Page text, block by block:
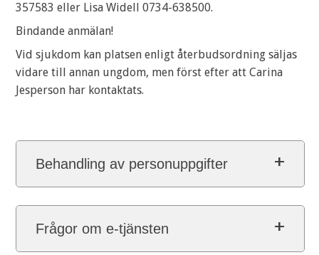
357583 eller Lisa Widell 0734-638500.
Bindande anmälan!
Vid sjukdom kan platsen enligt återbudsordning säljas
vidare till annan ungdom, men först efter att Carina
Jesperson har kontaktats.
Behandling av personuppgifter
Frågor om e-tjänsten